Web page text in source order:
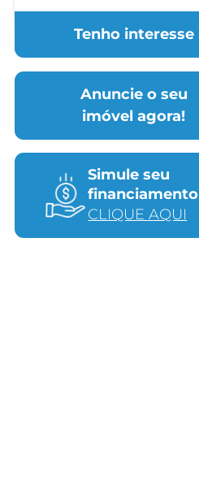
Tenho interesse
Anuncie o seu
imóvel agora!
Simule seu
financiamento
CLIQUE AQUI